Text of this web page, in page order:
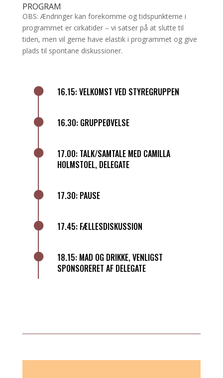
PROGRAM
OBS: Ændringer kan forekomme og tidspunkterne i
programmet er cirkatider – vi satser på at slutte til
tiden, men vil gerne have elastik i programmet og give
plads til spontane diskussioner.
 16.15: VELKOMST VED STYREGRUPPEN
 16.30: GRUPPEØVELSE

17.00: TALK/SAMTALE MED CAMILLA
HOLMSTOEL, DELEGATE
 17.30: PAUSE
 17.45: FÆLLESDISKUSSION

18.15: MAD OG DRIKKE, VENLIGST
SPONSORERET AF DELEGATE